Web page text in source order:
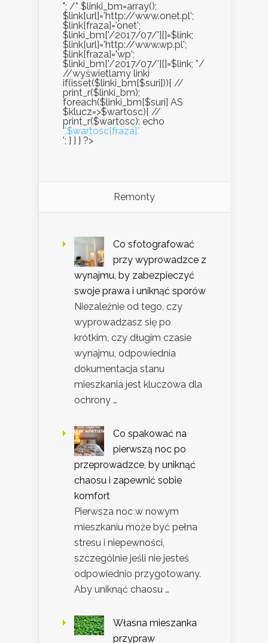
"; /* $linki_bm=array();
$link[url]='http://www.onet.pl';
$link[fraza]='onet';
$linki_bm['/2017/07/'][]=$link;
$link[url]='http://www.wp.pl';
$link[fraza]='wp';
$linki_bm['/2017/07/'][]=$link; */
//wyświetlamy linki
if(isset($linki_bm[$suri])){ //
print_r($linki_bm);
foreach($linki_bm[$suri] AS
$klucz=>$wartosc){ //
print_r($wartosc); echo
''.$wartosc[fraza].'
'; } } } ?>
Remonty
Co sfotografować
przy wyprowadzce z
wynajmu, by zabezpieczyć
swoje prawa i uniknąć sporów
Niezależnie od tego, czy
wyprowadzasz się po
krótkim, czy długim czasie
wynajmu, odpowiednia
dokumentacja stanu
mieszkania jest kluczowa dla
ochrony …
Co spakować na
pierwszą noc po
przeprowadzce, by uniknąć
chaosu i zapewnić sobie
komfort
Pierwsza noc w nowym
mieszkaniu może być pełna
stresu i niepewności,
szczególnie jeśli nie jesteś
odpowiednio przygotowany.
Aby uniknąć chaosu …
Własna mieszanka
przypraw